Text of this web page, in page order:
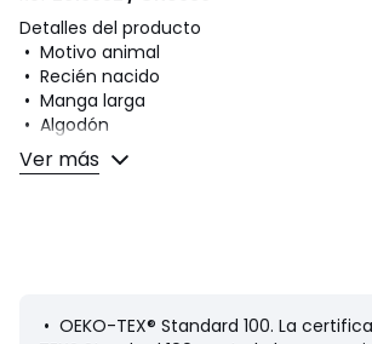
Detalles del producto
• Motivo animal
• Recién nacido
• Manga larga
• Algodón
• Cierre cruzado y automáticos delante
facilidad
Composición y cuidados
Ver más
• OEKO-TEX® Standard 100. La